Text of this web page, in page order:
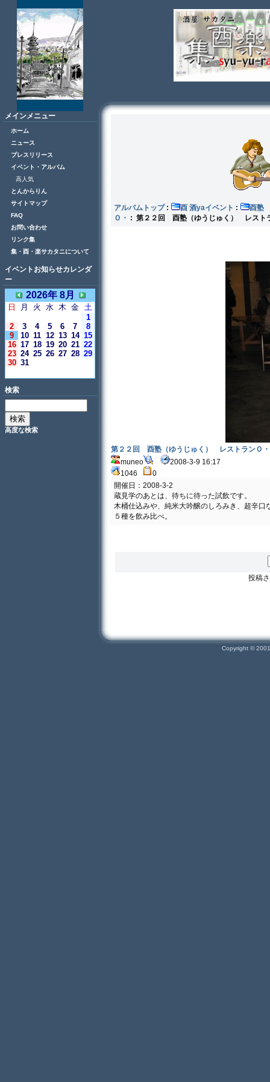
メインメニュー
ホーム
ニュース
プレスリリース
イベント・アルバム
高人気
とんからりん
サイトマップ
FAQ
お問い合わせ
リンク集
集・酉・楽サカタニについて
イベントお知らせカレンダ
ー
2026年 8月
日 月 火 水 木 金 土
1
2
3 4 5 6 7
8
9
10 11 12 13 14 15
16 17 18 19 20 21 22
23 24 25 26 27 28 29
30 31
検索
高度な検索
アルバムトップ: 酉 酒yaイベント :
Ｏ・ : 第２２回 酉塾（ゆうじゅく） レスト
第２２回 酉塾（ゆうじゅく） レストランＯ
muneo
2008-3-9 16:17
1046
0
開催日：2008-3-2
蔵見学のあとは、待ちに待った試飲です。
木桶仕込みや、純米大吟醸のしろみき、超辛口
５種を飲み比べ。
投稿
Copyright ©